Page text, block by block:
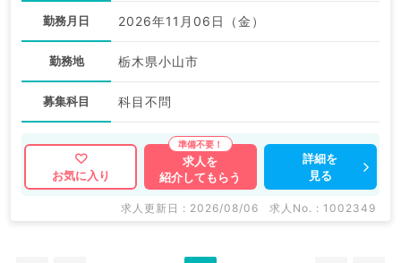
勤務月日 2026年11月06日（金）
勤務地 栃木県小山市
募集科目 科目不問
お気に入り
求人を
紹介してもらう
詳細を
見る
求人更新日 : 2026/08/06 求人No. : 1002349